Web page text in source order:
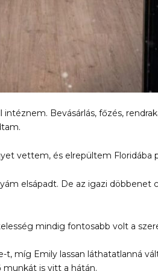
Bevásárlás, főzés,
vettem, és elrepültem Floridába
elsápadt. De az igazi döbbenet
mindig fontosabb volt a
t, míg Emily lassan láthatatlanná
is vitt a hátán.